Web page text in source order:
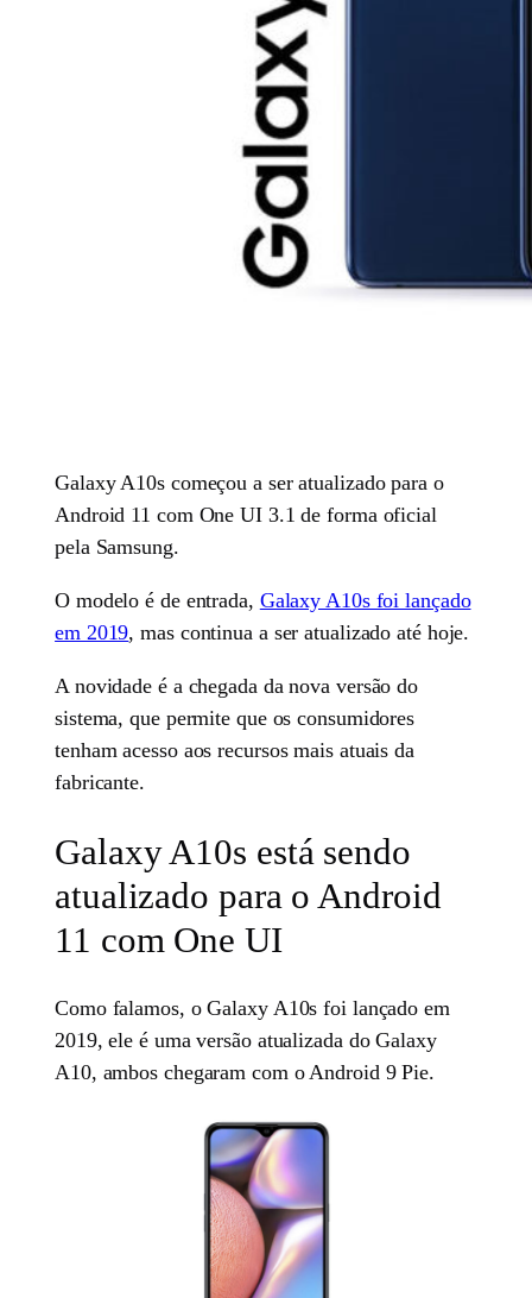
Galaxy A10s começou a ser atualizado para o
Android 11 com One UI 3.1 de forma oficial
pela Samsung.
O modelo é de entrada, Galaxy A10s foi lançado
em 2019, mas continua a ser atualizado até hoje.
A novidade é a chegada da nova versão do
sistema, que permite que os consumidores
tenham acesso aos recursos mais atuais da
fabricante.
Galaxy A10s está sendo
atualizado para o Android
11 com One UI
Como falamos, o Galaxy A10s foi lançado em
2019, ele é uma versão atualizada do Galaxy
A10, ambos chegaram com o Android 9 Pie.